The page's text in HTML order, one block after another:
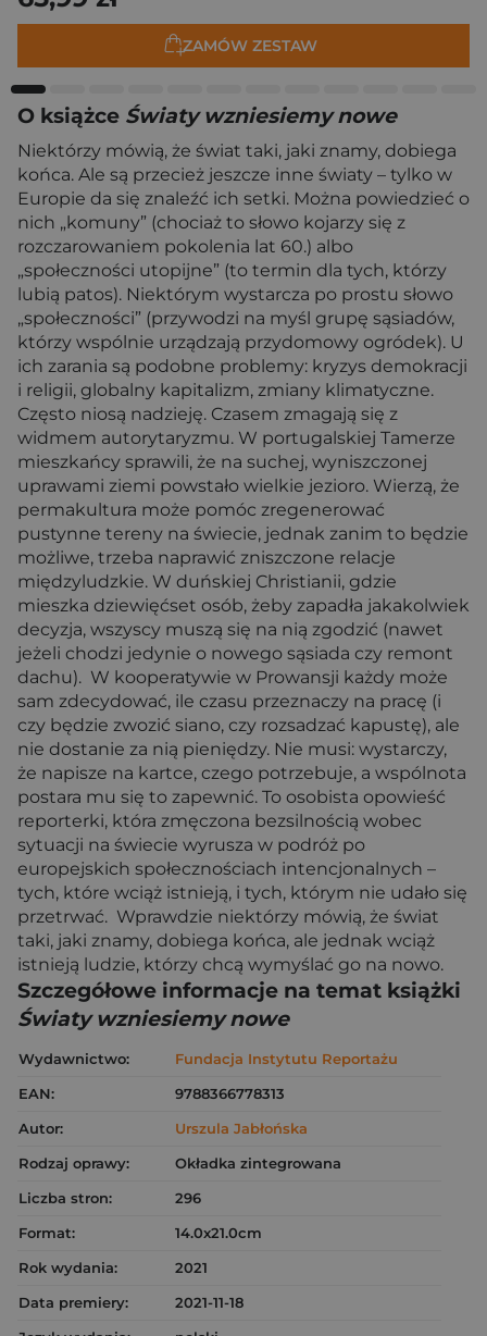
ZAMÓW ZESTAW
O książce Światy wzniesiemy nowe
Niektórzy mówią, że świat taki, jaki znamy, dobiega
końca. Ale są przecież jeszcze inne światy – tylko w
Europie da się znaleźć ich setki. Można powiedzieć o
nich „komuny” (chociaż to słowo kojarzy się z
rozczarowaniem pokolenia lat 60.) albo
„społeczności utopijne” (to termin dla tych, którzy
lubią patos). Niektórym wystarcza po prostu słowo
„społeczności” (przywodzi na myśl grupę sąsiadów,
którzy wspólnie urządzają przydomowy ogródek). U
ich zarania są podobne problemy: kryzys demokracji
i religii, globalny kapitalizm, zmiany klimatyczne.
Często niosą nadzieję. Czasem zmagają się z
widmem autorytaryzmu. W portugalskiej Tamerze
mieszkańcy sprawili, że na suchej, wyniszczonej
uprawami ziemi powstało wielkie jezioro. Wierzą, że
permakultura może pomóc zregenerować
pustynne tereny na świecie, jednak zanim to będzie
możliwe, trzeba naprawić zniszczone relacje
międzyludzkie. W duńskiej Christianii, gdzie
mieszka dziewięćset osób, żeby zapadła jakakolwiek
decyzja, wszyscy muszą się na nią zgodzić (nawet
jeżeli chodzi jedynie o nowego sąsiada czy remont
dachu). W kooperatywie w Prowansji każdy może
sam zdecydować, ile czasu przeznaczy na pracę (i
czy będzie zwozić siano, czy rozsadzać kapustę), ale
nie dostanie za nią pieniędzy. Nie musi: wystarczy,
że napisze na kartce, czego potrzebuje, a wspólnota
postara mu się to zapewnić. To osobista opowieść
reporterki, która zmęczona bezsilnością wobec
sytuacji na świecie wyrusza w podróż po
europejskich społecznościach intencjonalnych –
tych, które wciąż istnieją, i tych, którym nie udało się
przetrwać. Wprawdzie niektórzy mówią, że świat
taki, jaki znamy, dobiega końca, ale jednak wciąż
istnieją ludzie, którzy chcą wymyślać go na nowo.
Szczegółowe informacje na temat książki
Światy wzniesiemy nowe
Wydawnictwo:
Fundacja Instytutu Reportażu
EAN:
9788366778313
Autor:
Urszula Jabłońska
Rodzaj oprawy:
Okładka zintegrowana
Liczba stron:
296
Format:
14.0x21.0cm
Rok wydania:
2021
Data premiery:
2021-11-18